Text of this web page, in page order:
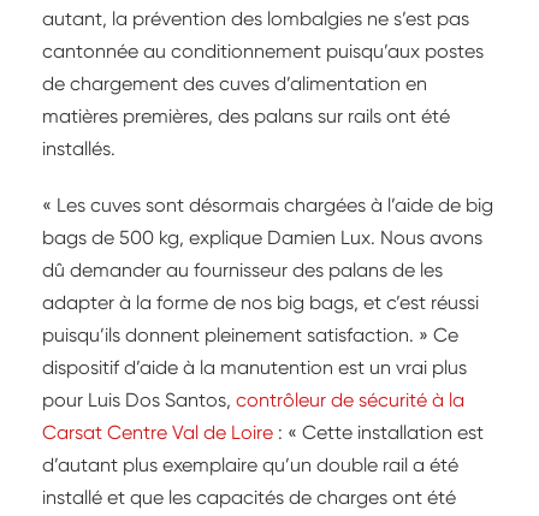
autant, la prévention des lombalgies ne s’est pas
cantonnée au conditionnement puisqu’aux postes
de chargement des cuves d’alimentation en
matières premières, des palans sur rails ont été
installés.
« Les cuves sont désormais chargées à l’aide de big
bags de 500 kg, explique Damien Lux. Nous avons
dû demander au fournisseur des palans de les
adapter à la forme de nos big bags, et c’est réussi
puisqu’ils donnent pleinement satisfaction. » Ce
dispositif d’aide à la manutention est un vrai plus
pour Luis Dos Santos, contrôleur de sécurité à la
Carsat Centre Val de Loire : « Cette installation est
d’autant plus exemplaire qu’un double rail a été
installé et que les capacités de charges ont été